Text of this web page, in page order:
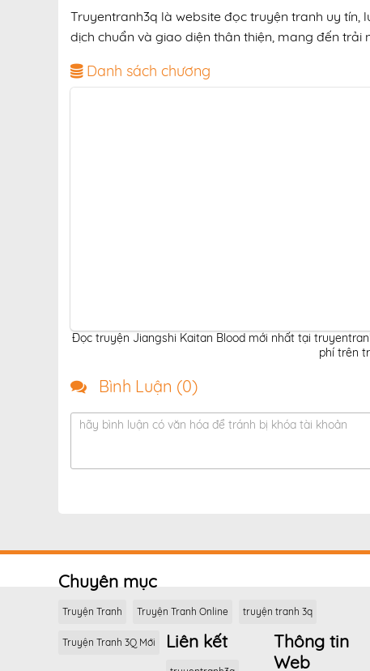
Truyentranh3q là website đọc truyện tranh uy tín,
dịch chuẩn và giao diện thân thiện, mang đến
Danh sách chương
Đọc truyện Jiangshi Kaitan Blood mới nhất tại
phí trên
Bình Luận (0)
hãy bình luận có văn hóa để tránh bị khóa tài khoản
Chuyên mục
Truyện Tranh Truyện Tranh Online truyện tranh 3q
Truyện Tranh 3Q Mới Liên kết
Thông tin
Web